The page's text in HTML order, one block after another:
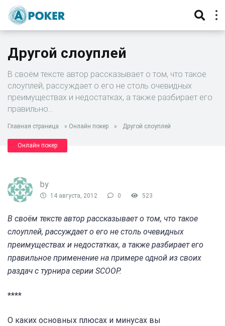
Другой слоуплей
В своём тексте автор рассказывает о том, что такое
слоуплей, рассуждает о его не столь очевидных
преимуществах и недостатках, а также разбирает его
правильно…
Главная страница » Онлайн покер » Другой слоуплей
Онлайн покер
by
14 августа, 2012 0 523
В своём тексте автор рассказывает о том, что такое
слоуплей, рассуждает о его не столь очевидных
преимуществах и недостатках, а также разбирает его
правильное применение на примере одной из своих
раздач с турнира серии SCOOP.
****
О каких основных плюсах и минусах вы